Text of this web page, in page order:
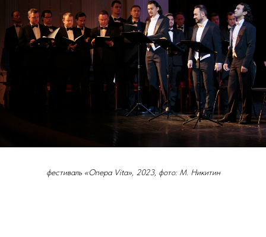
фестиваль «Опера Vita», 2023, фото: М. Никитин